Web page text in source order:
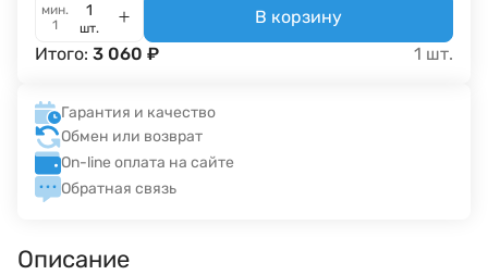
мин.
1
шт.
В корзину
Итого: 3 060 ₽ 1 шт.
Гарантия и качество
Обмен или возврат
On-line оплата на сайте
Обратная связь
Описание